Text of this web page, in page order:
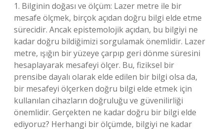
1. Bilginin doğası ve ölçüm: Lazer metre ile bir
mesafe ölçmek, birçok açıdan doğru bilgi elde etme
sürecidir. Ancak epistemolojik açıdan, bu bilgiyi ne
kadar doğru bildiğimizi sorgulamak önemlidir. Lazer
metre, ışığın bir yüzeye çarpıp geri dönme süresini
hesaplayarak mesafeyi ölçer. Bu, fiziksel bir
prensibe dayalı olarak elde edilen bir bilgi olsa da,
bir mesafeyi ölçerken doğru bilgi elde etmek için
kullanılan cihazların doğruluğu ve güvenilirliği
önemlidir. Gerçekten ne kadar doğru bir bilgi elde
ediyoruz? Herhangi bir ölçümde, bilgiyi ne kadar